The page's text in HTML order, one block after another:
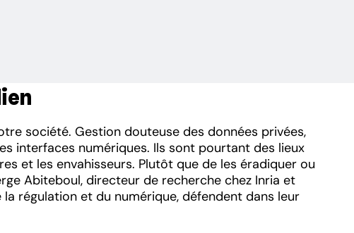
société. Gestion douteuse des données privées,
interfaces numériques. Ils sont pourtant des lieux
et les envahisseurs. Plutôt que de les éradiquer ou
Abiteboul, directeur de recherche chez Inria et
régulation et du numérique, défendent dans leur